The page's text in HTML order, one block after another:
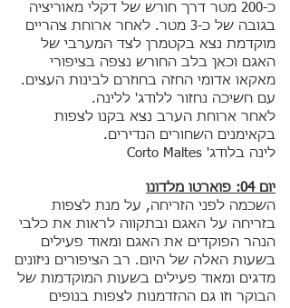
כ-200 מטר דרך חורש של דקלי מאוריציה
בגובה של כ-3 מטר. לאחר ארוחת צהריים
מוקדמת נצא בקטמרן לצד המערבי של
האגם וכאן בלב החורש נצפה בציפורי
מאקאו אדומי החזה בחוזרם לבינות העצים.
עם חשיכה נחזור ללודג' ללינה.
לאחר ארוחת הערב נצא בקנו לצפות
בקאימנים השחורים הנדירים.
לינה בלודג' Corto Maltes
יום 04: פוארטו מלדונו
השכמה לפני הזריחה, על מנת לצפות
בזריחה על האגם ובתקווה לראות את כלבי
הנהר הפוקדים את האגם ומאוד פעילים
בשעות האלה של היום. רב הציפורים ניזונים
מדגים ומאוד פעילים בשעות המוקדמות של
הבוקר וזו גם ההזדמנות לצפות בנופים